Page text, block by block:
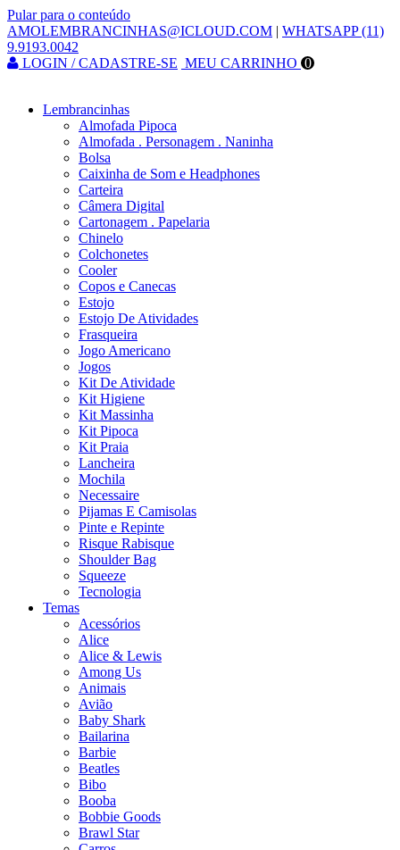
Pular para o conteúdo
AMOLEMBRANCINHAS@ICLOUD.COM | WHATSAPP (11)
9.9193.0042
LOGIN / CADASTRE-SE MEU CARRINHO 0
Lembrancinhas
Almofada Pipoca
Almofada . Personagem . Naninha
Bolsa
Caixinha de Som e Headphones
Carteira
Câmera Digital
Cartonagem . Papelaria
Chinelo
Colchonetes
Cooler
Copos e Canecas
Estojo
Estojo De Atividades
Frasqueira
Jogo Americano
Jogos
Kit De Atividade
Kit Higiene
Kit Massinha
Kit Pipoca
Kit Praia
Lancheira
Mochila
Necessaire
Pijamas E Camisolas
Pinte e Repinte
Risque Rabisque
Shoulder Bag
Squeeze
Tecnologia
Temas
Acessórios
Alice
Alice & Lewis
Among Us
Animais
Avião
Baby Shark
Bailarina
Barbie
Beatles
Bibo
Booba
Bobbie Goods
Brawl Star